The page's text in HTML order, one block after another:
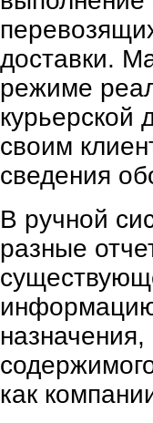
доставки.
режиме
курьерской
своим
сведения
В ручной
разные
как